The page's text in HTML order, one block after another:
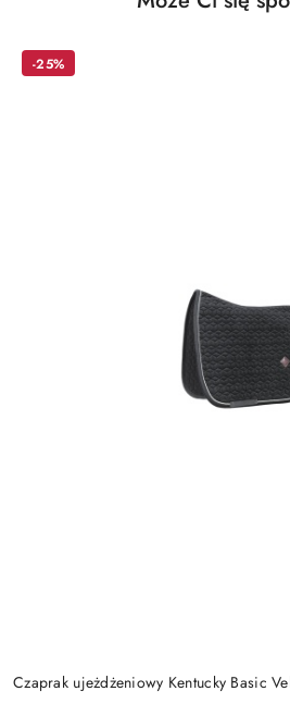
Pomiń karuzelę produktów
Czaprak ujeżdżeniowy Kentucky Basic
-25%